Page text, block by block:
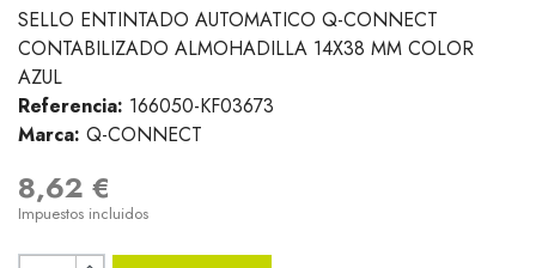
SELLO ENTINTADO AUTOMATICO Q-CONNECT
CONTABILIZADO ALMOHADILLA 14X38 MM COLOR
AZUL
Referencia: 166050-KF03673
Marca: Q-CONNECT
8,62 €
Impuestos incluidos